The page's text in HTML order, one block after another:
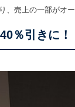
売上の一部がオ
％引きに！